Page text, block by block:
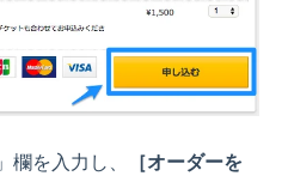
を入力し、
［オーダーを